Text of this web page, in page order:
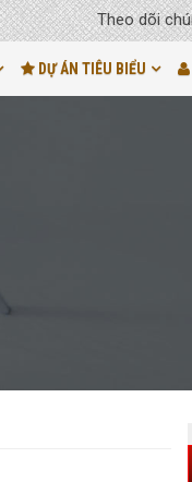
Theo dõi
DỰ ÁN TIÊU BIỂU